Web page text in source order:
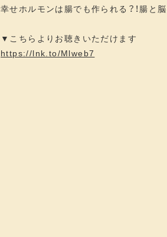
幸せホルモンは腸でも作られる？！腸と
▼こちらよりお聴きいただけます
https://lnk.to/Mlweb7